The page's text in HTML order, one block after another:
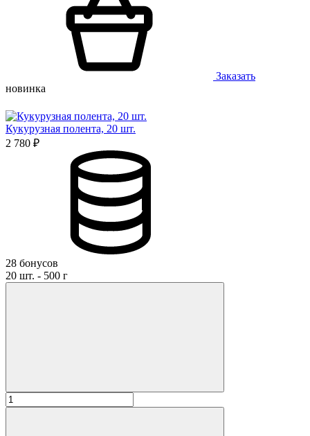
Заказать
новинка
Кукурузная полента, 20 шт.
2 780 ₽
28 бонусов
20 шт. - 500 г